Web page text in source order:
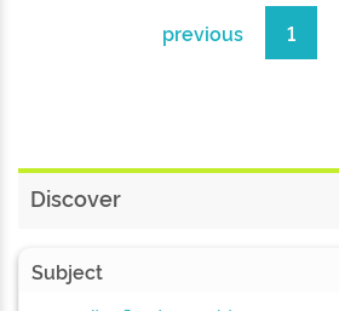
previous 1
Discover
Subject